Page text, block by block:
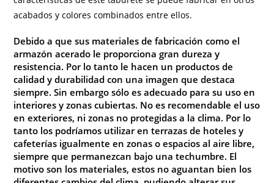
acabados y colores combinados entre ellos.
Debido a que sus materiales de fabricación como el
armazón acerado le proporciona gran dureza y
resistencia. Por lo tanto le hacen un productos de
calidad y durabilidad con una imagen que destaca
siempre. Sin embargo sólo es adecuado para su uso en
interiores y zonas cubiertas. No es recomendable el uso
en exteriores, ni zonas no protegidas a la clima. Por lo
tanto los podríamos utilizar en terrazas de hoteles y
cafeterías igualmente en zonas o espacios al aire libre,
siempre que permanezcan bajo una techumbre. El
motivo son los materiales, estos no aguantan bien los